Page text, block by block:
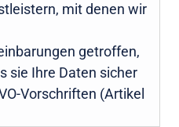
mit denen wir
getroffen,
sie Ihre Daten sicher
Vorschriften (Artikel